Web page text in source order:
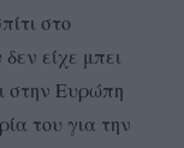
στο
είχε μπει
στην Ευρώπη
του για την